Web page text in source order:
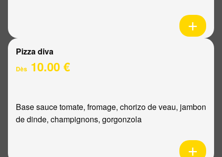
Pizza diva
Dès 10.00 €
Base sauce tomate, fromage, chorizo de veau, jambon
de dinde, champignons, gorgonzola